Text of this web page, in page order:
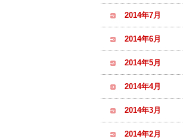
2014年7月
2014年6月
2014年5月
2014年4月
2014年3月
2014年2月